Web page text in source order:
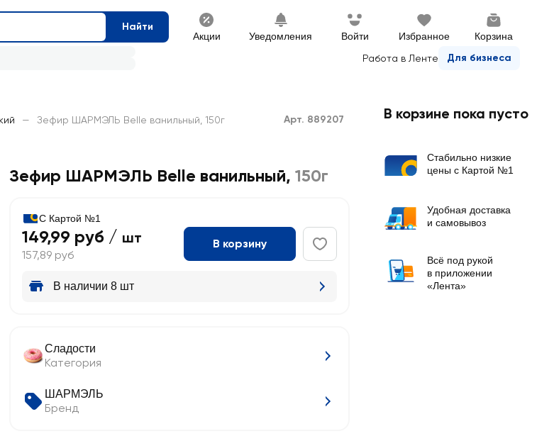
Найти
Акции Уведомления Войти Избранное Корзина
Работа в Ленте Для бизнеса
— Зефир ШАРМЭЛЬ Belle ванильный, 150г Арт. 889207
Зефир ШАРМЭЛЬ Belle ванильный, 150г
С Картой №1
149,99 руб / шт
157,89 руб
В корзину
В наличии 8 шт
Сладости
Категория
ШАРМЭЛЬ
Бренд
В корзине пока пусто
Стабильно низкие
цены с Картой №1
Удобная доставка
и самовывоз
Всё под рукой
в приложении
«Лента»